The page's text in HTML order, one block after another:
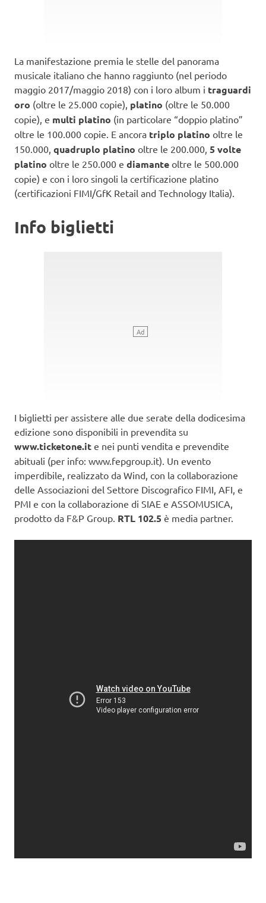
La manifestazione premia le stelle del panorama
musicale italiano che hanno raggiunto (nel periodo
maggio 2017/maggio 2018) con i loro album i traguardi
oro (oltre le 25.000 copie), platino (oltre le 50.000
copie), e multi platino (in particolare “doppio platino”
oltre le 100.000 copie. E ancora triplo platino oltre le
150.000, quadruplo platino oltre le 200.000, 5 volte
platino oltre le 250.000 e diamante oltre le 500.000
copie) e con i loro singoli la certificazione platino
(certificazioni FIMI/GfK Retail and Technology Italia).
Info biglietti
I biglietti per assistere alle due serate della dodicesima
edizione sono disponibili in prevendita su
www.ticketone.it e nei punti vendita e prevendite
abituali (per info: www.fepgroup.it). Un evento
imperdibile, realizzato da Wind, con la collaborazione
delle Associazioni del Settore Discografico FIMI, AFI, e
PMI e con la collaborazione di SIAE e ASSOMUSICA,
prodotto da F&P Group. RTL 102.5 è media partner.